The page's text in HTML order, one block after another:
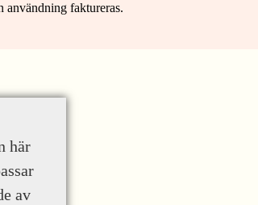
användning faktureras.
här
av